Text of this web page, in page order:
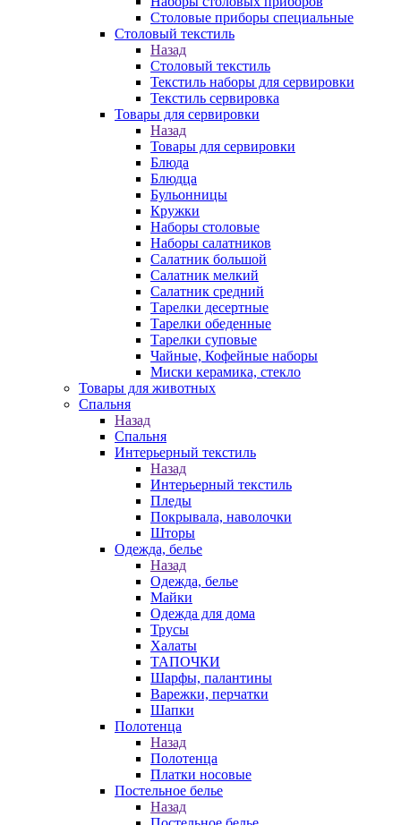
Столовые приборы специальные
Столовый текстиль
Назад
Столовый текстиль
Текстиль наборы для сервировки
Текстиль сервировка
Товары для сервировки
Назад
Товары для сервировки
Блюда
Блюдца
Бульонницы
Кружки
Наборы столовые
Наборы салатников
Салатник большой
Салатник мелкий
Салатник средний
Тарелки десертные
Тарелки обеденные
Тарелки суповые
Чайные, Кофейные наборы
Миски керамика, стекло
Товары для животных
Спальня
Назад
Спальня
Интерьерный текстиль
Назад
Интерьерный текстиль
Пледы
Покрывала, наволочки
Шторы
Одежда, белье
Назад
Одежда, белье
Майки
Одежда для дома
Трусы
Халаты
ТАПОЧКИ
Шарфы, палантины
Варежки, перчатки
Шапки
Полотенца
Назад
Полотенца
Платки носовые
Постельное белье
Назад